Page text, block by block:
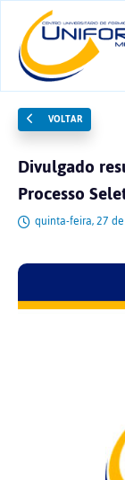
VOLTAR
Divulgado
Processo
quinta-feira, 27